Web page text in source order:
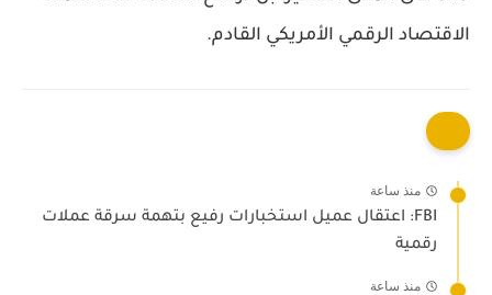
الاقتصاد الرقمي الأمريكي القادم.
منذ ساعة
FBI: اعتقال عميل استخبارات رفيع بتهمة سرقة عملات
رقمية
منذ ساعة